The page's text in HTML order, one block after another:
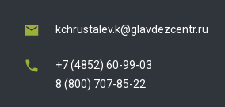
kchrustalev.k@glavdezcentr.ru
+7 (4852) 60-99-03
8 (800) 707-85-22